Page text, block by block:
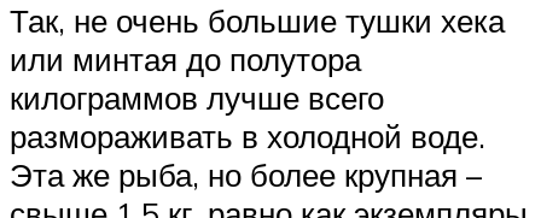
Так, не очень большие тушки хека
или минтая до полутора
килограммов лучше всего
размораживать в холодной воде.
Эта же рыба, но более крупная –